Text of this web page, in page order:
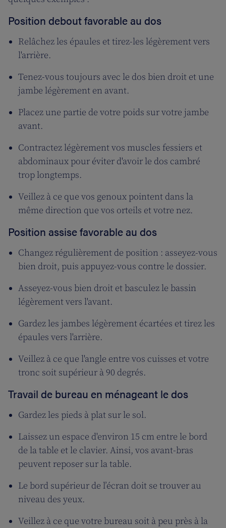
Position debout favorable au dos
Relâchez les épaules et tirez-les légèrement vers
l'arrière.
Tenez-vous toujours avec le dos bien droit et une
jambe légèrement en avant.
Placez une partie de votre poids sur votre jambe
avant.
Contractez légèrement vos muscles fessiers et
abdominaux pour éviter d'avoir le dos cambré
trop longtemps.
Veillez à ce que vos genoux pointent dans la
même direction que vos orteils et votre nez.
Position assise favorable au dos
Changez régulièrement de position : asseyez-vous
bien droit, puis appuyez-vous contre le dossier.
Asseyez-vous bien droit et basculez le bassin
légèrement vers l'avant.
Gardez les jambes légèrement écartées et tirez les
épaules vers l'arrière.
Veillez à ce que l'angle entre vos cuisses et votre
tronc soit supérieur à 90 degrés.
Travail de bureau en ménageant le dos
Gardez les pieds à plat sur le sol.
Laissez un espace d'environ 15 cm entre le bord
de la table et le clavier. Ainsi, vos avant-bras
peuvent reposer sur la table.
Le bord supérieur de l’écran doit se trouver au
niveau des yeux.
Veillez à ce que votre bureau soit à peu près à la